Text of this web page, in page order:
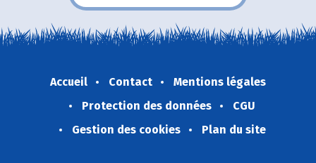
Accueil Contact
Mentions légales
Protection des données
CGU
Gestion des cookies
Plan du site